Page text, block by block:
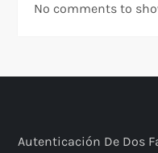
No comments to
Autenticación De Dos